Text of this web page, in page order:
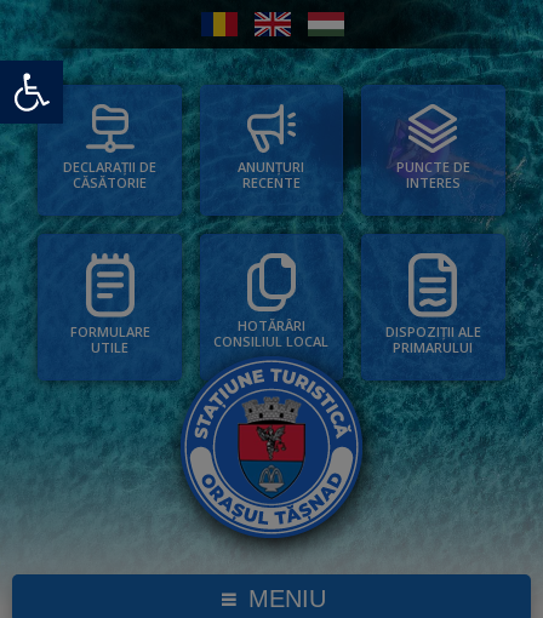
Deschide bara de unelte
DECLARAȚII DE
CĂSĂTORIE
ANUNȚURI
RECENTE
PUNCTE DE
INTERES
FORMULARE
UTILE
HOTĂRÂRI
CONSILIUL LOCAL
DISPOZIȚII ALE
PRIMARULUI
MENIU